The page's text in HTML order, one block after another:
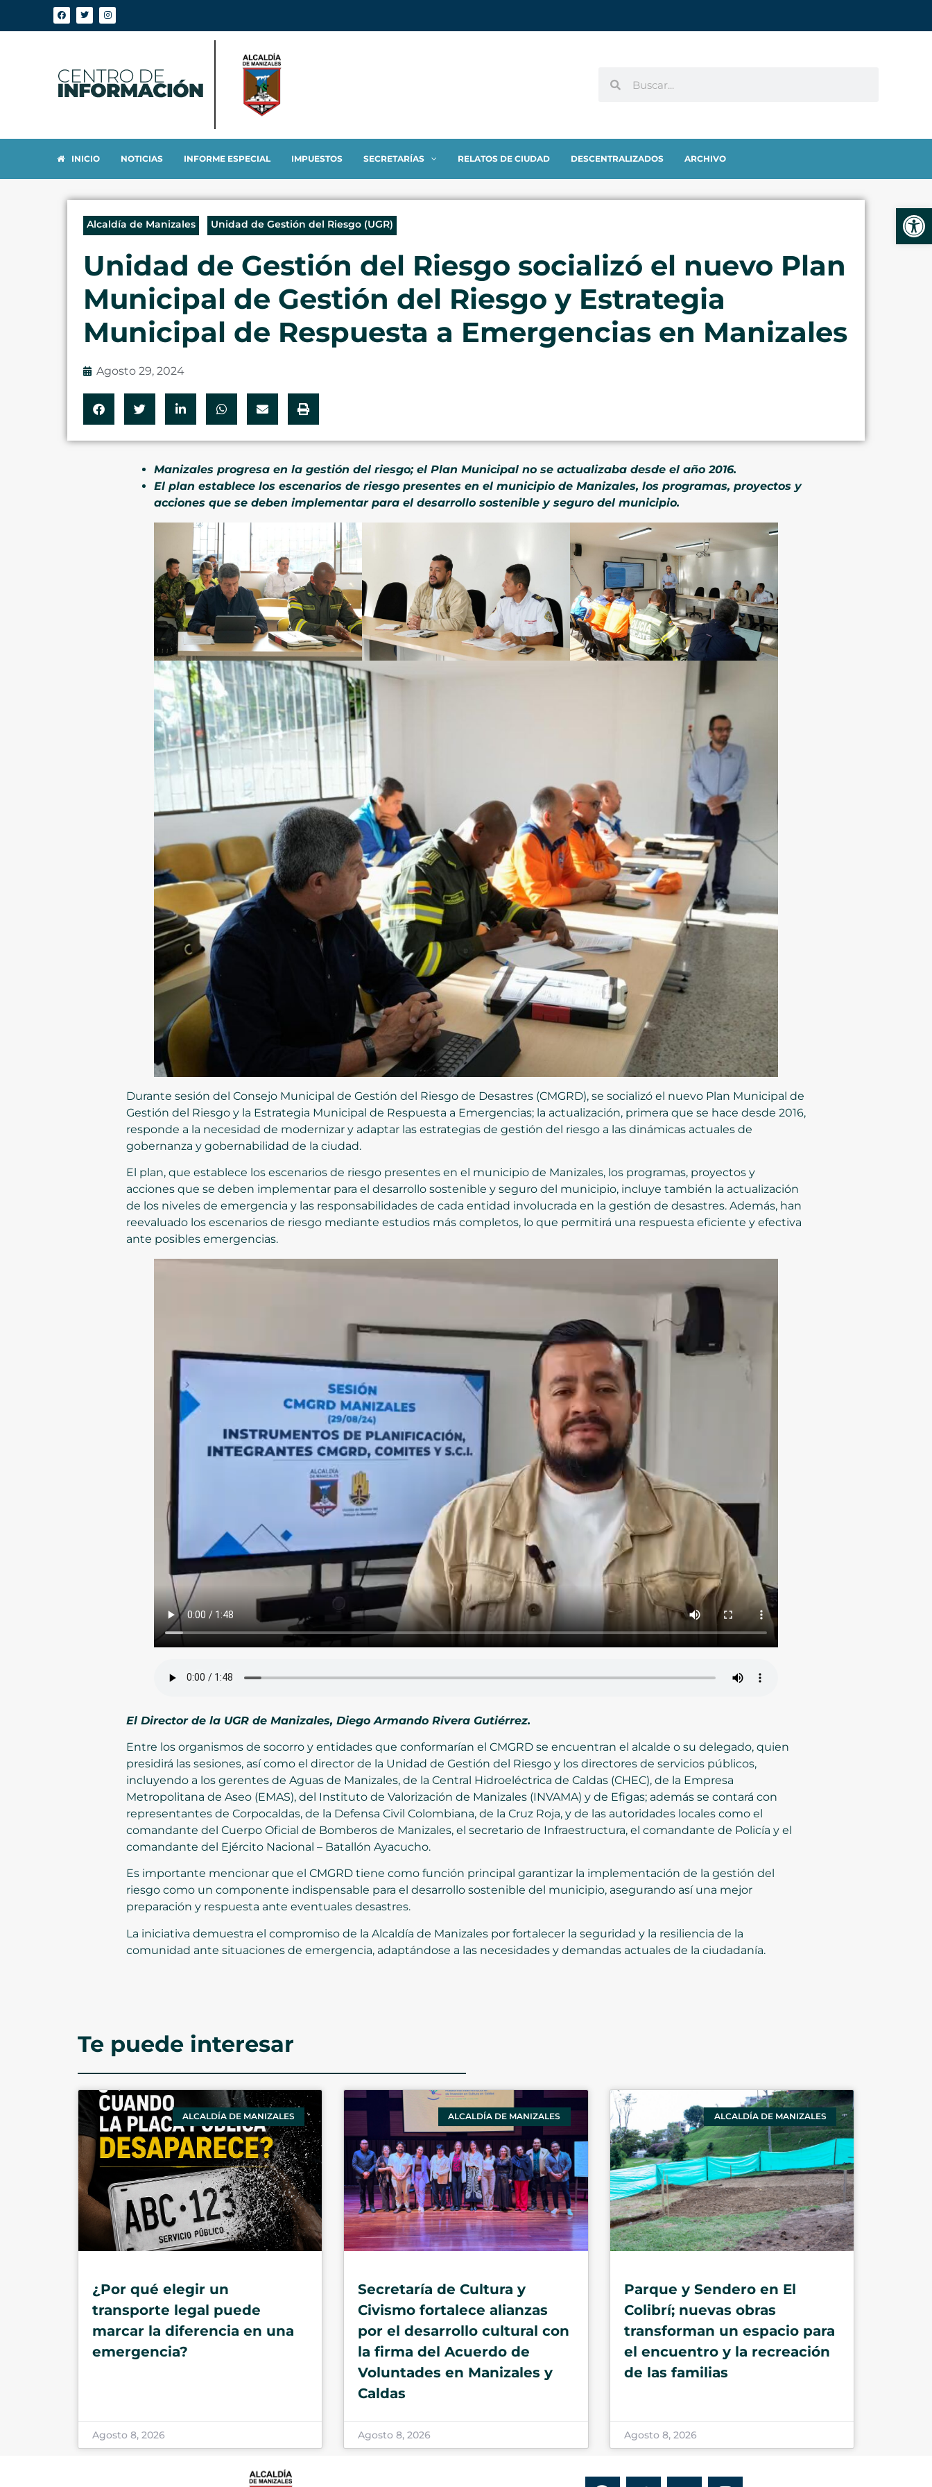
INICIO NOTICIAS INFORME ESPECIAL IMPUESTOS SECRETARÍAS RELATOS DE CIUDAD DESCENTRALIZADOS ARCHIVO
Alcaldía de Manizales Unidad de Gestión del Riesgo (UGR)
Unidad de Gestión del Riesgo socializó el nuevo Plan
Municipal de Gestión del Riesgo y Estrategia
Municipal de Respuesta a Emergencias en Manizales
Agosto 29, 2024
Manizales progresa en la gestión del riesgo; el Plan Municipal no se actualizaba desde el año 2016.
El plan establece los escenarios de riesgo presentes en el municipio de Manizales, los programas, proyectos y
acciones que se deben implementar para el desarrollo sostenible y seguro del municipio.
Durante sesión del Consejo Municipal de Gestión del Riesgo de Desastres (CMGRD), se socializó el nuevo Plan Municipal de
Gestión del Riesgo y la Estrategia Municipal de Respuesta a Emergencias; la actualización, primera que se hace desde 2016,
responde a la necesidad de modernizar y adaptar las estrategias de gestión del riesgo a las dinámicas actuales de
gobernanza y gobernabilidad de la ciudad.
El plan, que establece los escenarios de riesgo presentes en el municipio de Manizales, los programas, proyectos y
acciones que se deben implementar para el desarrollo sostenible y seguro del municipio, incluye también la actualización
de los niveles de emergencia y las responsabilidades de cada entidad involucrada en la gestión de desastres. Además, han
reevaluado los escenarios de riesgo mediante estudios más completos, lo que permitirá una respuesta eficiente y efectiva
ante posibles emergencias.
El Director de la UGR de Manizales, Diego Armando Rivera Gutiérrez.
Entre los organismos de socorro y entidades que conformarían el CMGRD se encuentran el alcalde o su delegado, quien
presidirá las sesiones, así como el director de la Unidad de Gestión del Riesgo y los directores de servicios públicos,
incluyendo a los gerentes de Aguas de Manizales, de la Central Hidroeléctrica de Caldas (CHEC), de la Empresa
Metropolitana de Aseo (EMAS), del Instituto de Valorización de Manizales (INVAMA) y de Efigas; además se contará con
representantes de Corpocaldas, de la Defensa Civil Colombiana, de la Cruz Roja, y de las autoridades locales como el
comandante del Cuerpo Oficial de Bomberos de Manizales, el secretario de Infraestructura, el comandante de Policía y el
comandante del Ejército Nacional – Batallón Ayacucho.
Es importante mencionar que el CMGRD tiene como función principal garantizar la implementación de la gestión del
riesgo como un componente indispensable para el desarrollo sostenible del municipio, asegurando así una mejor
preparación y respuesta ante eventuales desastres.
La iniciativa demuestra el compromiso de la Alcaldía de Manizales por fortalecer la seguridad y la resiliencia de la
comunidad ante situaciones de emergencia, adaptándose a las necesidades y demandas actuales de la ciudadanía.
Te puede interesar
ALCALDÍA DE MANIZALES
¿Por qué elegir un
transporte legal puede
marcar la diferencia en una
emergencia?
Agosto 8, 2026
ALCALDÍA DE MANIZALES
Secretaría de Cultura y
Civismo fortalece alianzas
por el desarrollo cultural con
la firma del Acuerdo de
Voluntades en Manizales y
Caldas
Agosto 8, 2026
ALCALDÍA DE MANIZALES
Parque y Sendero en El
Colibrí; nuevas obras
transforman un espacio para
el encuentro y la recreación
de las familias
Agosto 8, 2026